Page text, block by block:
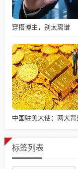
穿搭博主，别太离谱
标签列表